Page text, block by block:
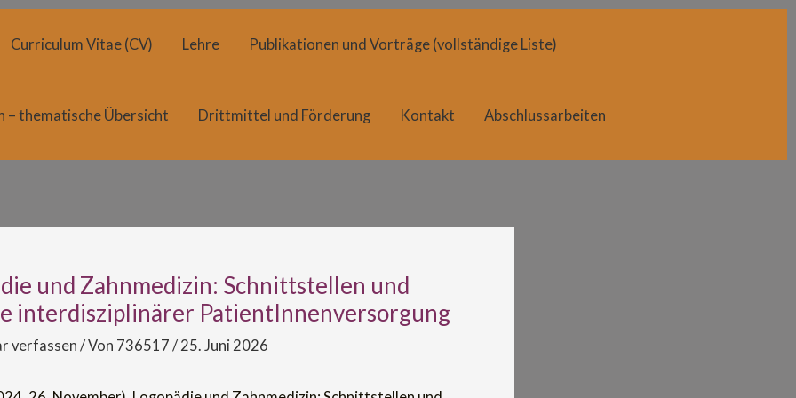
Curriculum Vitae (CV) Lehre Publikationen und Vorträge (vollständige Liste)
– thematische Übersicht Drittmittel und Förderung Kontakt Abschlussarbeiten
und Zahnmedizin: Schnittstellen und
interdisziplinärer PatientInnenversorgung
verfassen/ Von 736517 / 25. Juni 2026